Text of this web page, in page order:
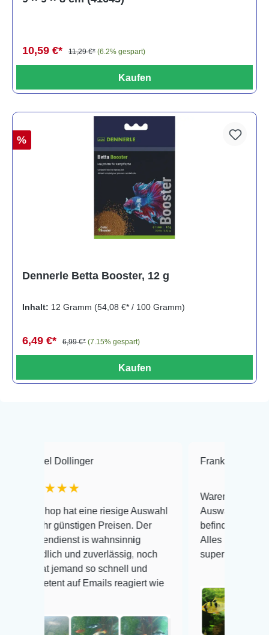
10,59 €* 11,29 €* (6.2% gespart)
Kaufen
%
Dennerle Betta Booster, 12 g
Inhalt: 12 Gramm (54,08 €* / 100 Gramm)
6,49 €* 6,99 €* (7.15% gespart)
Kaufen
hat eine riesige Auswahl
günstigen Preisen. Der
is wahnsinnig
und zuverlässig, noch
so schnell und
auf Emails reagiert wie
Frank Hackmayer
Warenanlieferung Top und
Auswahl plus
befinden der Fische
Alles ist quick lebendig
super Zustand. Gerne